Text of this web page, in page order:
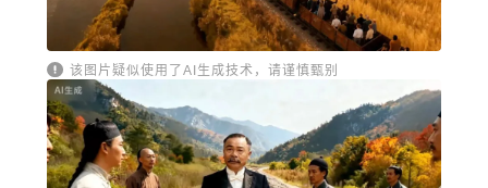
该图片疑似使用了AI生成技术，请谨慎甄别